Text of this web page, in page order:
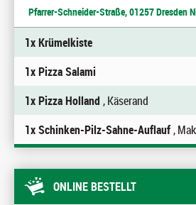
Pfarrer-Schneider-Straße, 01257 Dresden
1x Krümelkiste
1x Pizza Salami
1x Pizza Holland , Käserand
1x Schinken-Pilz-Sahne-Auflauf,
ONLINE BESTELLT